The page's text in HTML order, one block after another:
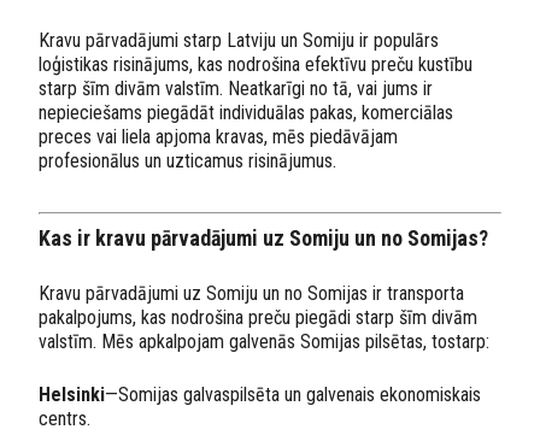
Kravu pārvadājumi starp Latviju un Somiju ir populārs
loģistikas risinājums, kas nodrošina efektīvu preču kustību
starp šīm divām valstīm. Neatkarīgi no tā, vai jums ir
nepieciešams piegādāt individuālas pakas, komerciālas
preces vai liela apjoma kravas, mēs piedāvājam
profesionālus un uzticamus risinājumus.
Kas ir kravu pārvadājumi uz Somiju un no Somijas?
Kravu pārvadājumi uz Somiju un no Somijas ir transporta
pakalpojums, kas nodrošina preču piegādi starp šīm divām
valstīm. Mēs apkalpojam galvenās Somijas pilsētas, tostarp:
Helsinki—Somijas galvaspilsēta un galvenais ekonomiskais
centrs.